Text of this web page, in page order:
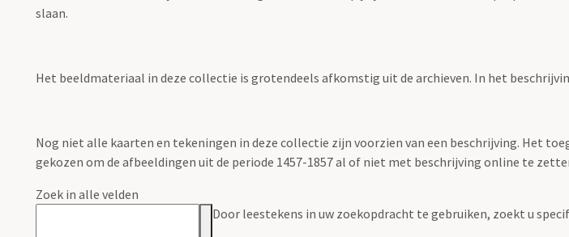
slaan.
Het beeldmateriaal in deze collectie is grotendeels afkomstig uit de archieven. In het
Nog niet alle kaarten en tekeningen in deze collectie zijn voorzien van een beschrijving. Het
gekozen om de afbeeldingen uit de periode 1457-1857 al of niet met beschrijving online te
Zoek in alle velden
Door leestekens in uw zoekopdracht te gebruiken, zoekt u